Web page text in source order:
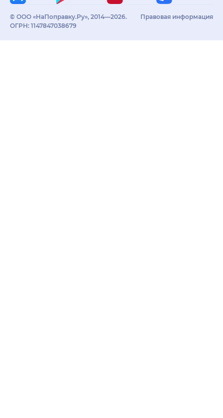
© ООО «НаПоправку.Ру», 2014—2026.
ОГРН: 1147847038679
Правовая информация